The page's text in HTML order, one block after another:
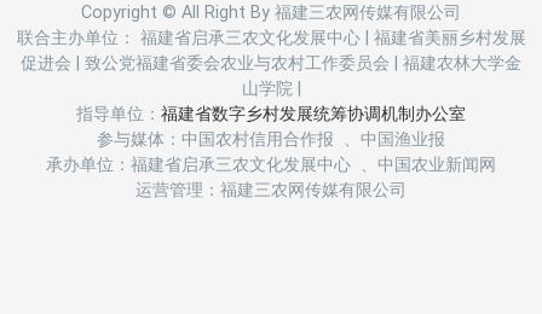
Copyright © All Right By 福建三农网传媒有限公司
联合主办单位： 福建省启承三农文化发展中心
福建省美丽乡村发展
促进会
致公党福建省委会农业与农村工作委员会
福建农林大学金
山学院
指导单位： 福建省数字乡村发展统筹协调机制办公室
参与媒体：中国农村信用合作报 、中国渔业报
承办单位：福建省启承三农文化发展中心 、中国农业新闻网
运营管理：福建三农网传媒有限公司